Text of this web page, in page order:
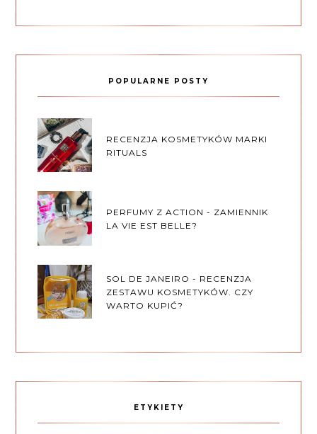
POPULARNE POSTY
RECENZJA KOSMETYKÓW MARKI
RITUALS
PERFUMY Z ACTION - ZAMIENNIK
LA VIE EST BELLE?
SOL DE JANEIRO - RECENZJA
ZESTAWU KOSMETYKÓW. CZY
WARTO KUPIĆ?
ETYKIETY